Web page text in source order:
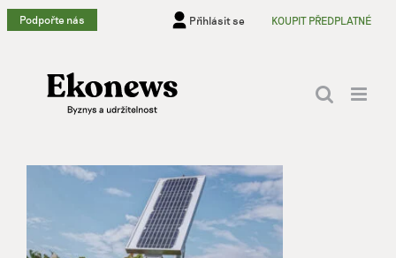
Přeskočit
na
Podpořte nás Přihlásit se KOUPIT PŘEDPLATNÉ